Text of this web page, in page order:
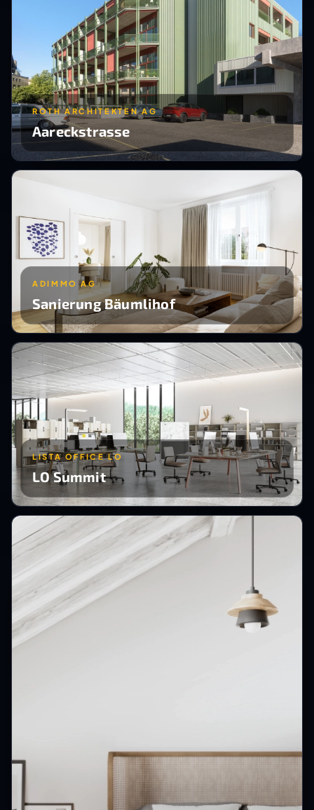
ROTH ARCHITEKTEN AG
Aareckstrasse
ADIMMO AG
Sanierung Bäumlihof
LISTA OFFICE LO
LO Summit